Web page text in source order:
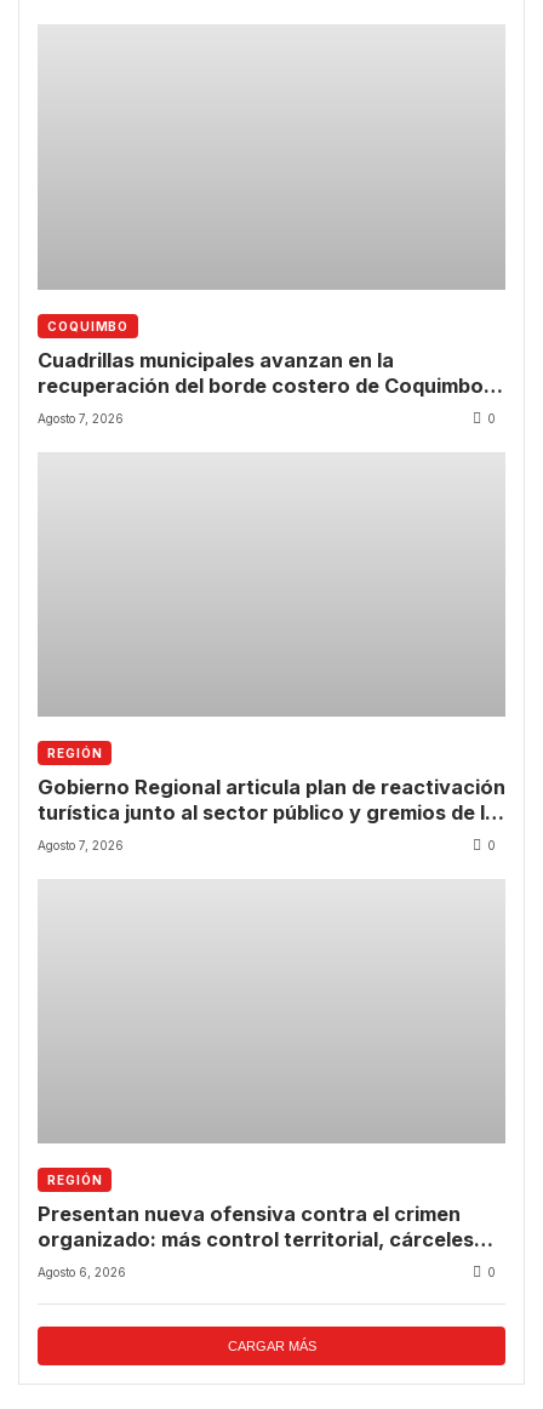
COQUIMBO
Cuadrillas municipales avanzan en la
recuperación del borde costero de Coquimbo
tras las lluvias
Agosto 7, 2026 0
REGIÓN
Gobierno Regional articula plan de reactivación
turística junto al sector público y gremios de la
Región de Coquimbo
Agosto 7, 2026 0
REGIÓN
Presentan nueva ofensiva contra el crimen
organizado: más control territorial, cárceles
más estrictas y decomiso de bienes
Agosto 6, 2026 0
CARGAR MÁS